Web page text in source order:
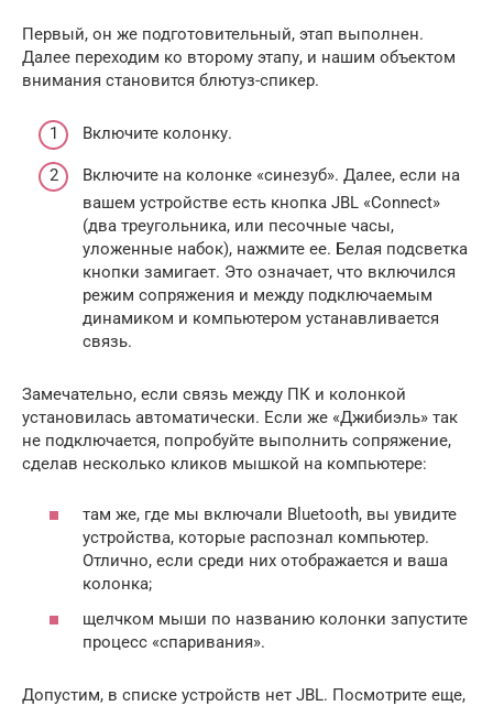
Первый, он же подготовительный, этап выполнен.
Далее переходим ко второму этапу, и нашим объектом
внимания становится блютуз-спикер.
Включите колонку.
Включите на колонке «синезуб». Далее, если на
вашем устройстве есть кнопка JBL «Connect»
(два треугольника, или песочные часы,
уложенные набок), нажмите ее. Белая подсветка
кнопки замигает. Это означает, что включился
режим сопряжения и между подключаемым
динамиком и компьютером устанавливается
связь.
Замечательно, если связь между ПК и колонкой
установилась автоматически. Если же «Джибиэль» так
не подключается, попробуйте выполнить сопряжение,
сделав несколько кликов мышкой на компьютере:
там же, где мы включали Bluetooth, вы увидите
устройства, которые распознал компьютер.
Отлично, если среди них отображается и ваша
колонка;
щелчком мыши по названию колонки запустите
процесс «спаривания».
Допустим, в списке устройств нет JBL. Посмотрите еще,